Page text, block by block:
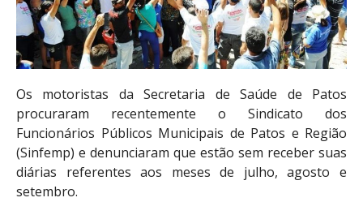
Os motoristas da Secretaria de Saúde de Patos
procuraram recentemente o Sindicato dos
Funcionários Públicos Municipais de Patos e Região
(Sinfemp) e denunciaram que estão sem receber suas
diárias referentes aos meses de julho, agosto e
setembro.